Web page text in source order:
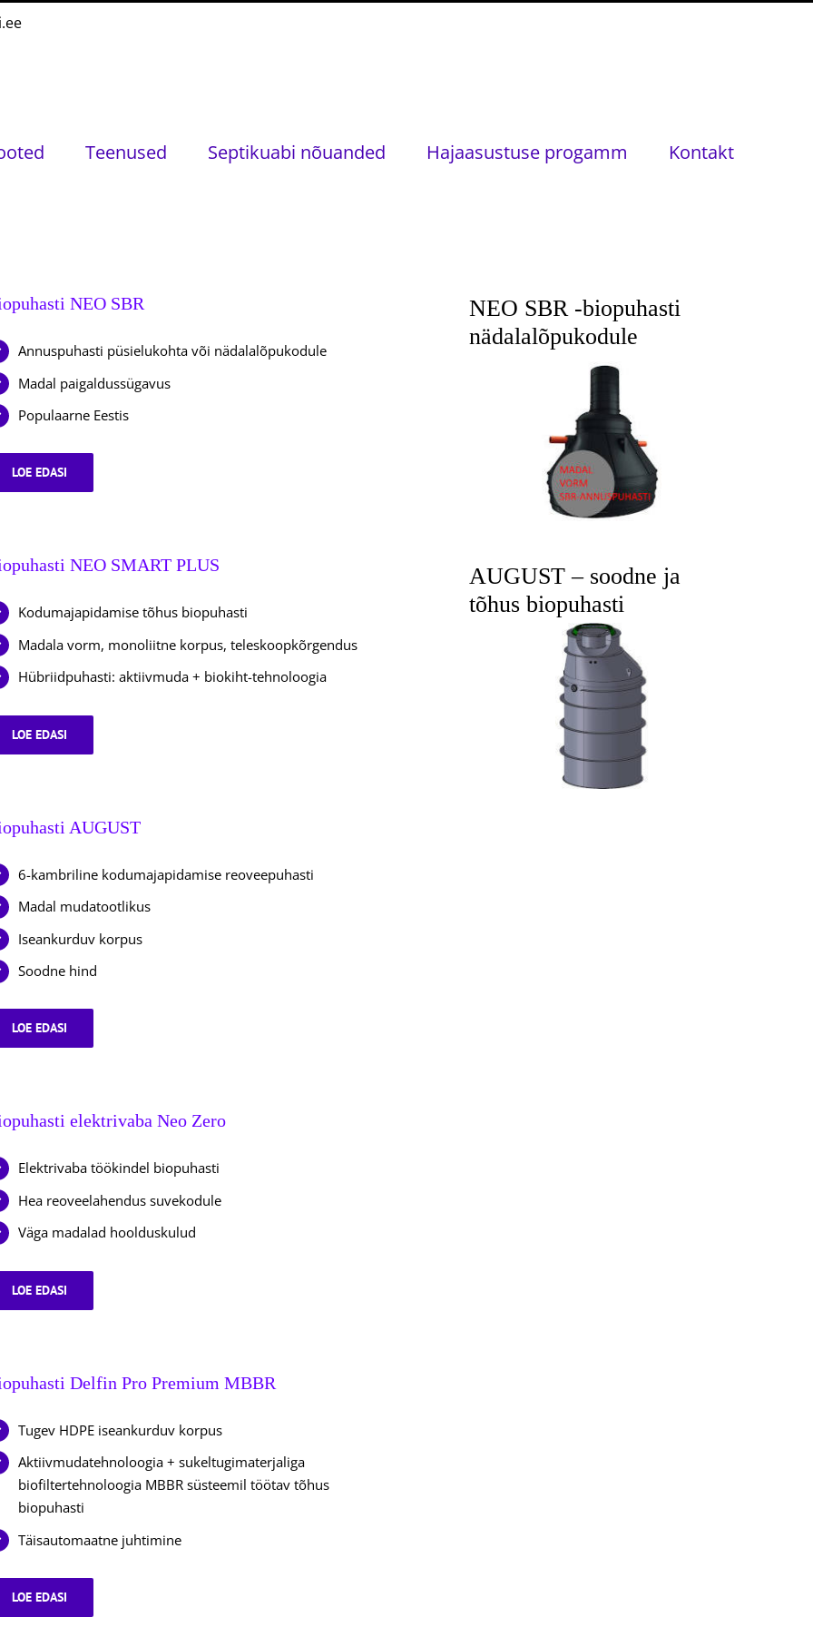
Teenused Septikuabi nõuanded Hajaasustuse progamm Kontakt
NEO SBR
Annuspuhasti püsielukohta või nädalalõpukodule
Madal paigaldussügavus
Populaarne Eestis
LOE EDASIBIOPUHASTI
NEO
NEO SMART PLUS
Kodumajapidamise tõhus biopuhasti
Madala vorm, monoliitne korpus, teleskoopkõrgendus
Hübriidpuhasti: aktiivmuda + biokiht-tehnoloogia
LOE EDASIBIOPUHASTI
NEO
AUGUST
6-kambriline kodumajapidamise reoveepuhasti
Madal mudatootlikus
Iseankurduv korpus
Soodne hind
LOE EDASIBIOPUHASTI
AUGUST
elektrivaba Neo Zero
Elektrivaba töökindel biopuhasti
Hea reoveelahendus suvekodule
Väga madalad hoolduskulud
LOE EDASIBIOPUHASTI
ELEKTRIVABA
Delfin Pro Premium MBBR
Tugev HDPE iseankurduv korpus
Aktiivmudatehnoloogia + sukeltugimaterjaliga
biofiltertehnoloogia MBBR süsteemil töötav tõhus
biopuhasti
Täisautomaatne juhtimine
LOE EDASIBIOPUHASTI
DELFIN
NEO SBR -biopuhasti
nädalalõpukodule
AUGUST – soodne ja
tõhus biopuhasti